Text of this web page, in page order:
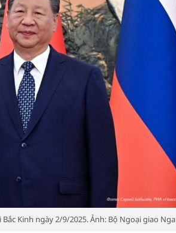
Kinh ngày 2/9/2025. Ảnh: Bộ Ngoại giao Nga